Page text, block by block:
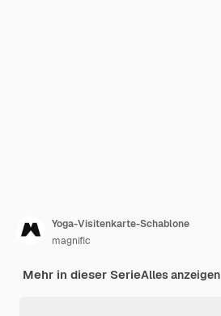
Yoga-Visitenkarte-Schablone
magnific
Mehr in dieser SerieAlles anzeigen